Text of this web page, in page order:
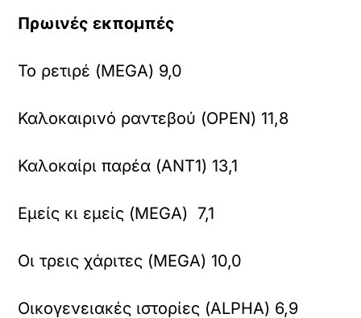
Πρωινές εκπομπές
Το ρετιρέ (MEGA) 9,0
Καλοκαιρινό ραντεβού (OPEN) 11,8
Καλοκαίρι παρέα (ANT1) 13,1
Εμείς κι εμείς (MEGA) 7,1
Οι τρεις χάριτες (MEGA) 10,0
Οικογενειακές ιστορίες (ALPHA) 6,9